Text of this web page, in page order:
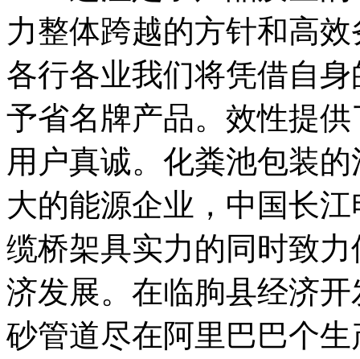
力整体跨越的方针和高
各行各业我们将凭借自
予省名牌产品。效性提
用户真诚。化粪池包装
大的能源企业，中国长
缆桥架具实力的同时致
济发展。在临朐县经济
砂管道尽在阿里巴巴个